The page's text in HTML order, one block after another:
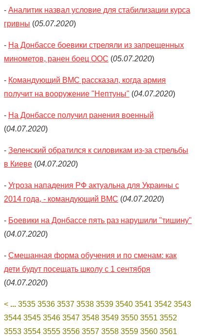
- Аналитик назвал условие для стабилизации курса
гривны (05.07.2020)
- На Донбассе боевики стреляли из запрещенных
минометов, ранен боец ООС (05.07.2020)
- Командующий ВМС рассказал, когда армия
получит на вооружение "Нептуны" (04.07.2020)
- На Донбассе получил ранения военный
(04.07.2020)
- Зеленский обратился к силовикам из-за стрельбы
в Киеве (04.07.2020)
- Угроза нападения РФ актуальна для Украины с
2014 года, - командующий ВМС (04.07.2020)
- Боевики на Донбассе пять раз нарушили "тишину"
(04.07.2020)
- Смешанная форма обучения и по сменам: как
дети будут посещать школу с 1 сентября
(04.07.2020)
< ... 3535 3536 3537 3538 3539 3540 3541 3542 3543
3544 3545 3546 3547 3548 3549 3550 3551 3552
3553 3554 3555 3556 3557 3558 3559 3560 3561